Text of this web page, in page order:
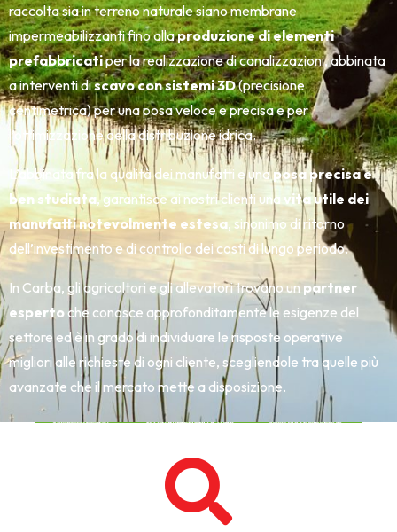
raccolta sia in terreno naturale siano membrane
impermeabilizzanti fino allaproduzione di elementi
prefabbricatiper la realizzazione di canalizzazioni, abbinata
a interventi discavo con sistemi 3D(precisione
centimetrica) per una posa veloce e precisa e per
l’ottimizzazione della distribuzione idrica.
L’abbinata fra la qualità dei manufatti e unaposa precisa e
ben studiata, garantisce ai nostri clienti una vita utile dei
manufatti notevolmente estesa, sinonimo di ritorno
dell’investimento e di controllo dei costi di lungo periodo.
In Carba, gli agricoltori e gli allevatori trovano unpartner
esperto che conosce approfonditamente le esigenze del
settore ed è in grado di individuare le risposte operative
migliori alle richieste di ogni cliente, scegliendole tra quelle più
avanzate che il mercato mette a disposizione.